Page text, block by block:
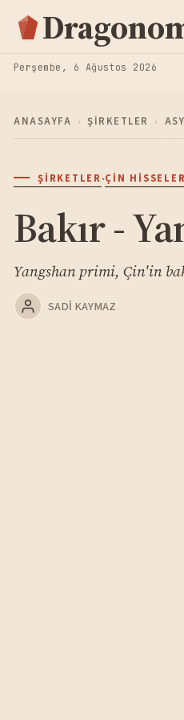
Perşembe, 6 Ağustos 2026
ANASAYFA › ŞIRKETLER ›
ŞIRKETLER·ÇIN
Bakır -
Yangshan primi, Çin'in
SADI KAYMAZ